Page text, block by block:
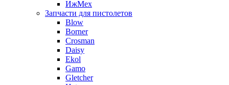
ИжМех
Запчасти для пистолетов
Blow
Borner
Crosman
Daisy
Ekol
Gamo
Gletcher